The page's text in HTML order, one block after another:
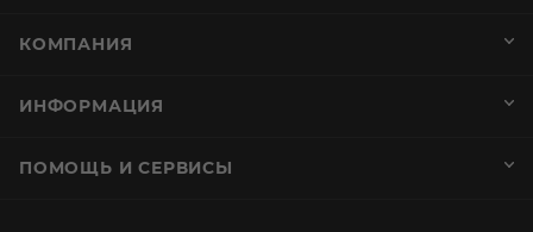
КОМПАНИЯ
ИНФОРМАЦИЯ
ПОМОЩЬ И СЕРВИСЫ